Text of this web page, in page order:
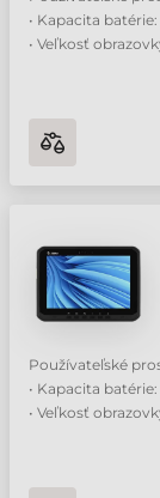
• Kapacita
• Veľkosť
Používateľské
• Kapacita
• Veľkosť